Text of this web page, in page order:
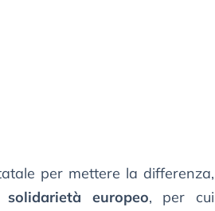
per mettere la differenza,
europeo, per cui